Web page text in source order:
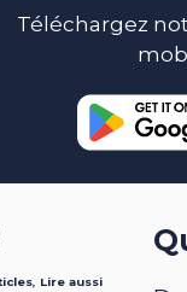
Téléchargez